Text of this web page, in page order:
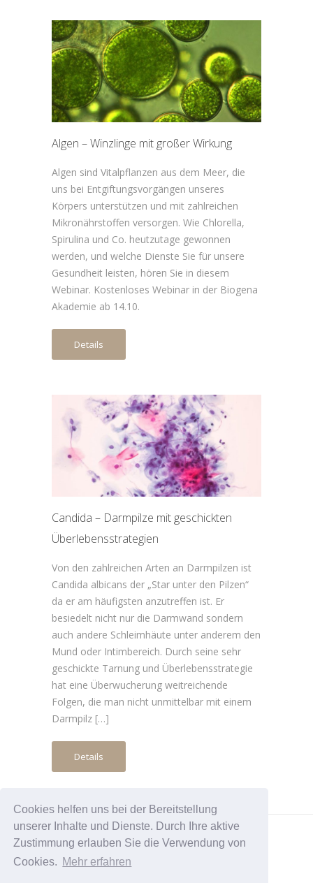
Cookies helfen uns bei der Bereitstellung
unserer Inhalte und Dienste. Durch Ihre aktive
Zustimmung erlauben Sie die Verwendung von
Cookies. Mehr erfahren
Algen – Winzlinge mit großer Wirkung
Algen sind Vitalpflanzen aus dem Meer, die
uns bei Entgiftungsvorgängen unseres
Körpers unterstützen und mit zahlreichen
Mikronährstoffen versorgen. Wie Chlorella,
Spirulina und Co. heutzutage gewonnen
werden, und welche Dienste Sie für unsere
Gesundheit leisten, hören Sie in diesem
Webinar. Kostenloses Webinar in der Biogena
Akademie ab 14.10.
Details
Candida – Darmpilze mit geschickten
Überlebensstrategien
Von den zahlreichen Arten an Darmpilzen ist
Candida albicans der „Star unter den Pilzen“
da er am häufigsten anzutreffen ist. Er
besiedelt nicht nur die Darmwand sondern
auch andere Schleimhäute unter anderem den
Mund oder Intimbereich. Durch seine sehr
geschickte Tarnung und Überlebensstrategie
hat eine Überwucherung weitreichende
Folgen, die man nicht unmittelbar mit einem
Darmpilz […]
Details
Copyright 2020 Sonja Winkelströter
Impressum|